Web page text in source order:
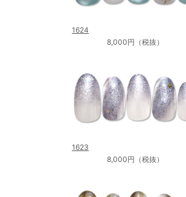
1624
8,000円（税抜）
1623
8,000円（税抜）